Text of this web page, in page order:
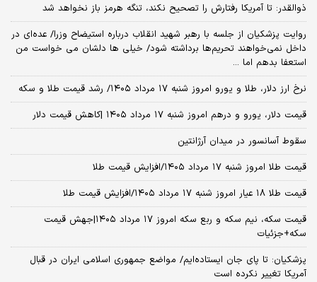
ذوالقدر: تا آمریکا رفتارش را تصحیح نکند، تنگه هرمز باز نخواهد شد
روایت پزشکیان از جلسه با رهبر شهید انقلاب درباره استیضاح وزرا/ عده‌ای در
داخل نمی‌خواهند تحریم‌ها برداشته شود/ خیلی ها دلشان می خواست من
استعفا بدهم اما ...
نرخ ارز دلار، طلا و یورو امروز شنبه ۱۷ مرداد ۱۴۰۵/ رشد قیمت طلا و سکه
قیمت دلار، یورو و درهم امروز شنبه ۱۷ مرداد ۱۴۰۵ |کاهش قیمت دلار
سقوط آسانسور در میدان آرژانتین
قیمت طلا امروز شنبه ۱۷ مرداد ۱۴۰۵/افزایش قیمت طلا
قیمت طلا ۱۸ عیار امروز شنبه ۱۷ مرداد ۱۴۰۵/افزایش قیمت طلا
قیمت سکه، نیم سکه و ربع سکه امروز ۱۷ مرداد ۱۴۰۵|جهش قیمت
سکه+جزئیات
پزشکیان: تا پای جان ایستاده‌ایم/ مواضع جمهوری اسلامی ایران در قبال
آمریکا تغییر نکرده است